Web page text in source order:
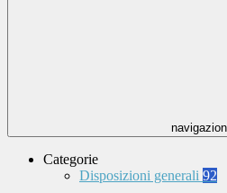
Categorie
Disposizioni generali 92